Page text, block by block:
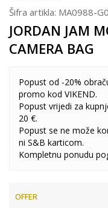
Šifra artikla: MA0988-
JORDAN JAM
CAMERA BAG
Popust od -20%
promo kod VIKEND.
Popust vrijedi za
20 €.
Popust se ne može
ni S&B karticom.
Kompletnu ponudu
OFFER